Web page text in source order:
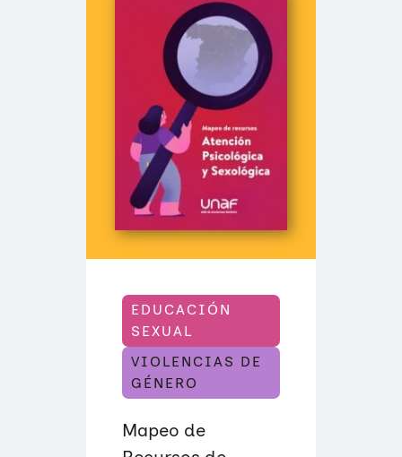
EDUCACIÓN
SEXUAL
VIOLENCIAS DE
GÉNERO
Mapeo de